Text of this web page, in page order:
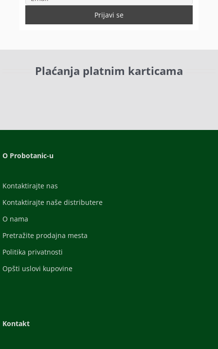
Plaćanja platnim karticama
O Probotanic-u
Kontaktirajte nas
Kontaktirajte naše distributere
O nama
Pretražite prodajna mesta
Politika privatnosti
Opšti uslovi kupovine
Kontakt